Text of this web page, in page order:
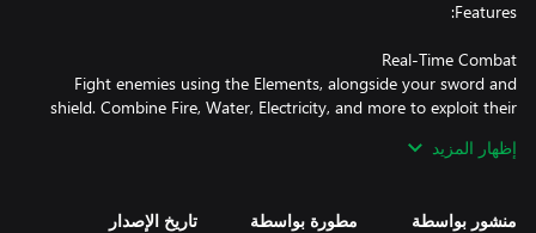
Fight enemies using the Elements, alongside your sword and
shield. Combine Fire, Water, Electricity, and more to exploit their
إظهار المزيد
منشور بواسطة مطورة بواسطة تاريخ الإصدار